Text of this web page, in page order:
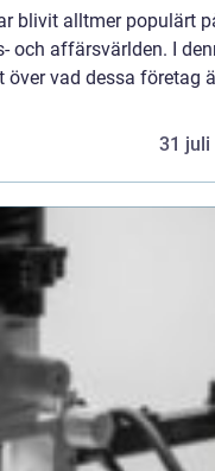
blivit alltmer populärt
och affärsvärlden. I
vad dessa företag
31 juli